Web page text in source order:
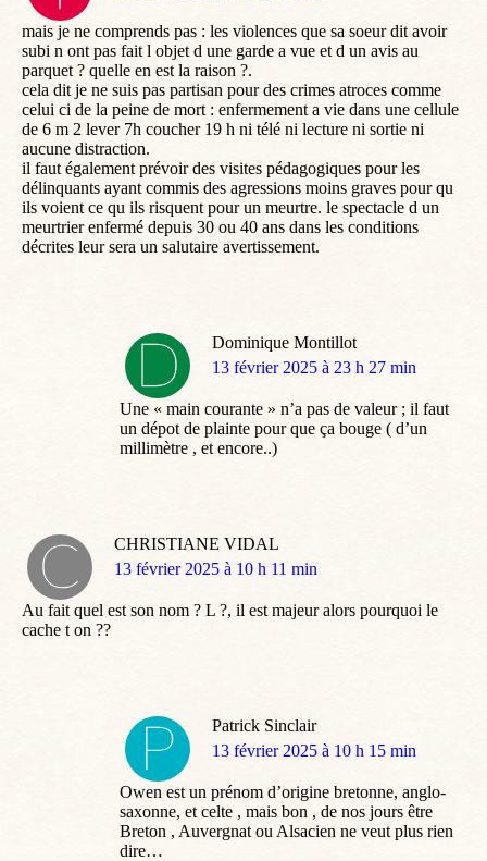
mais je ne comprends pas : les violences que sa soeur dit avoir
subi n ont pas fait l objet d une garde a vue et d un avis au
parquet ? quelle en est la raison ?.
cela dit je ne suis pas partisan pour des crimes atroces comme
celui ci de la peine de mort : enfermement a vie dans une cellule
de 6 m 2 lever 7h coucher 19 h ni télé ni lecture ni sortie ni
aucune distraction.
il faut également prévoir des visites pédagogiques pour les
délinquants ayant commis des agressions moins graves pour qu
ils voient ce qu ils risquent pour un meurtre. le spectacle d un
meurtrier enfermé depuis 30 ou 40 ans dans les conditions
décrites leur sera un salutaire avertissement.
Dominique Montillot
dit
13 février 2025 à 23 h 27 min
Une « main courante » n’a pas de valeur ; il faut
un dépot de plainte pour que ça bouge ( d’un
millimètre , et encore..)
CHRISTIANE VIDAL
dit
13 février 2025 à 10 h 11 min
Au fait quel est son nom ? L ?, il est majeur alors pourquoi le
cache t on ??
Patrick Sinclair
dit
13 février 2025 à 10 h 15 min
Owen est un prénom d’origine bretonne, anglo-
saxonne, et celte , mais bon , de nos jours être
Breton , Auvergnat ou Alsacien ne veut plus rien
dire…